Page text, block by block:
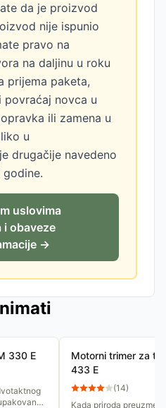
da je proizvod
nije ispunio
pravo na
na daljinu u roku
prijema paketa,
povraćaj novca u
ili zamena u
u
drugačije navedeno
uslovima
i obaveze
→
330 E
Motorni trimer za
433 E
(14)
Kada priroda preuzme